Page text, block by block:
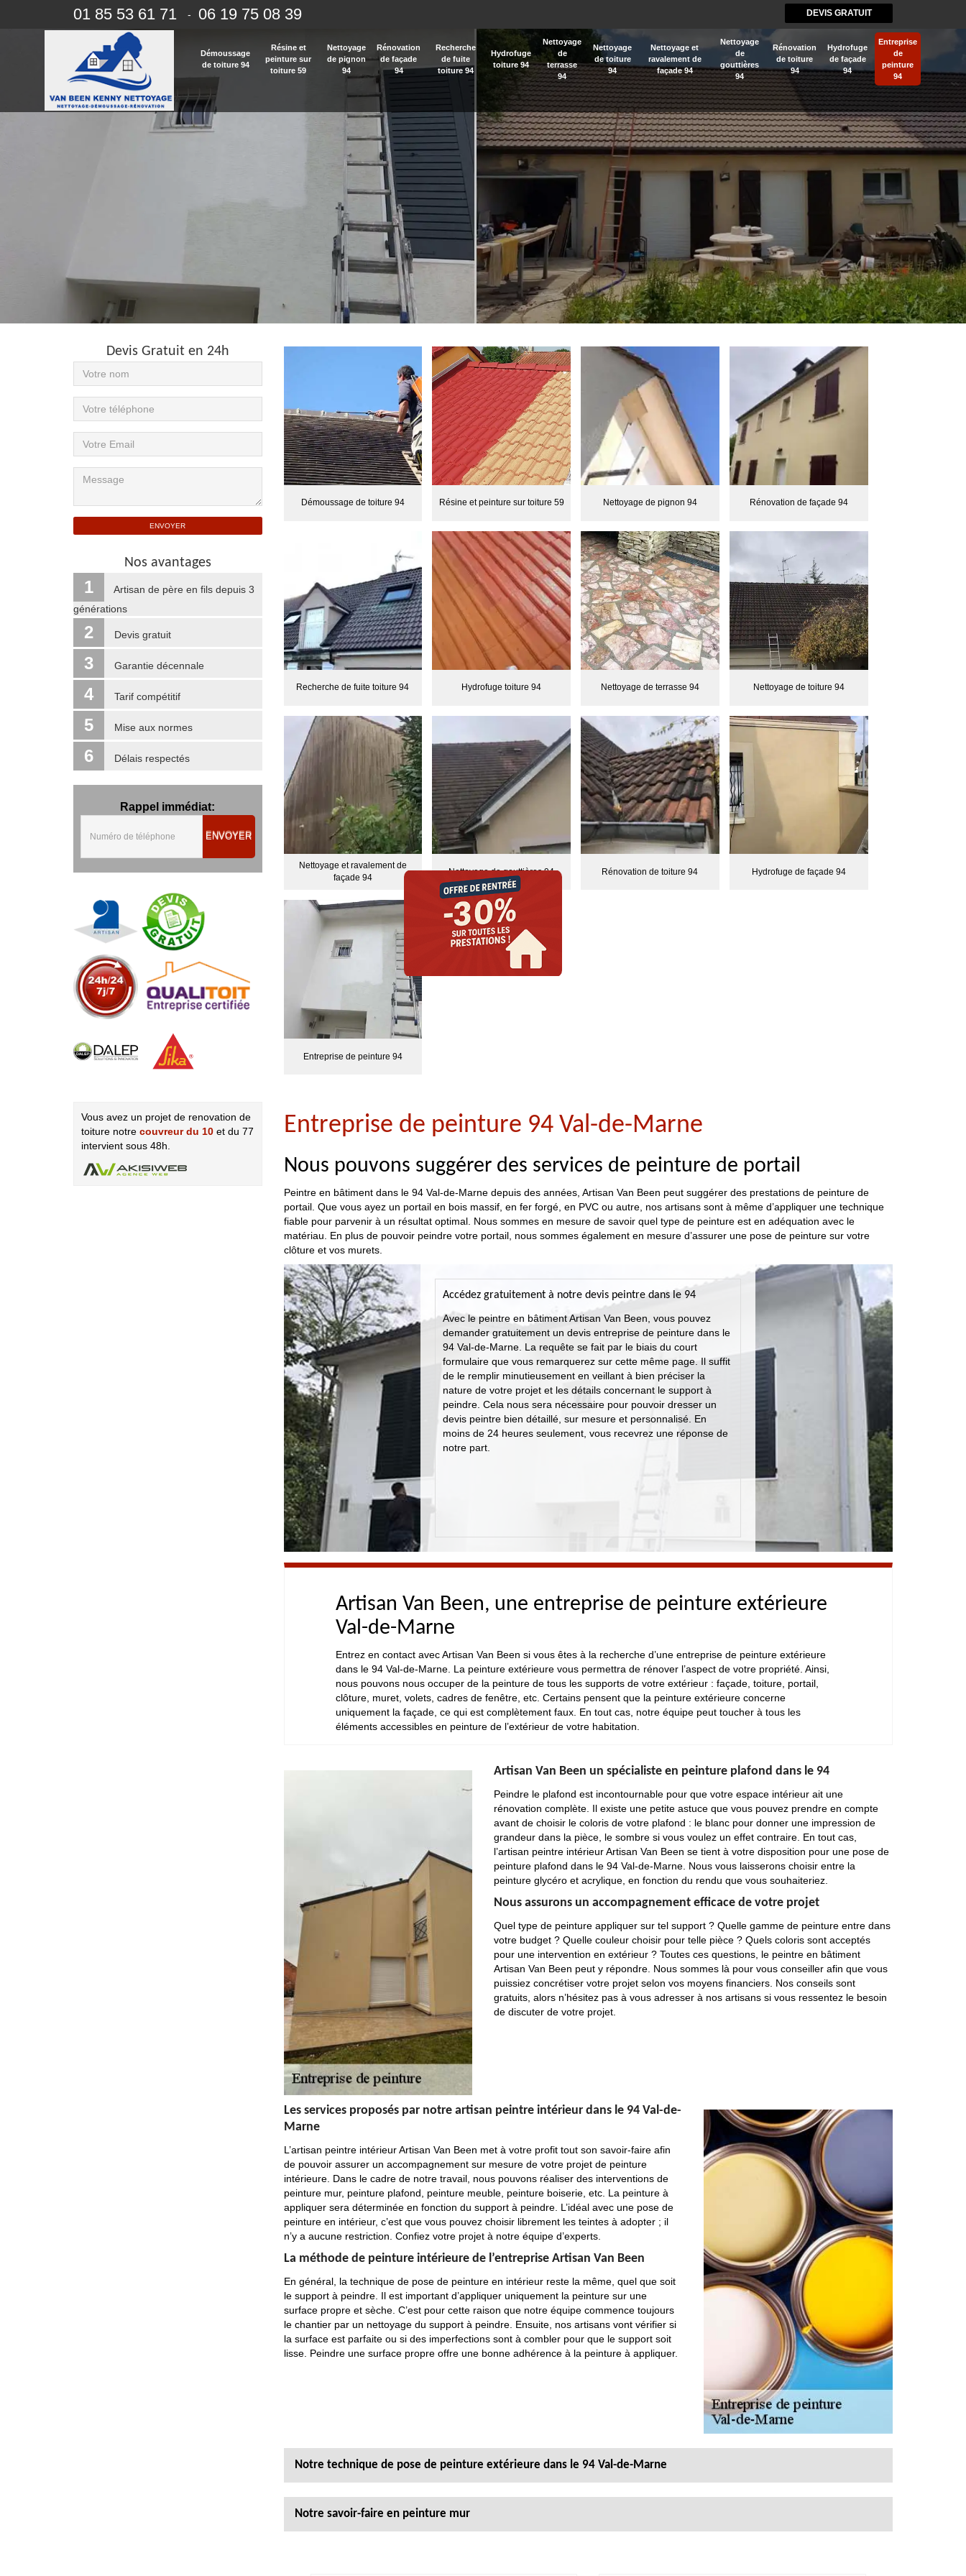
DEVIS GRATUIT
01 85 53 61 71 - 06 19 75 08 39
Démoussage
de toiture 94
Résine et
peinture sur
toiture 59
Nettoyage
de pignon
94
Rénovation
de façade
94
Recherche
de fuite
toiture 94
Hydrofuge
toiture 94
Nettoyage
de
terrasse
94
Nettoyage
de toiture
94
Nettoyage et
ravalement de
façade 94
Nettoyage
de
gouttières
94
Rénovation
de toiture
94
Hydrofuge
de façade
94
Entreprise
de
peinture
94
Devis Gratuit en 24h
Nos avantages
1
Artisan de père en fils depuis 3
générations
2 Devis gratuit
3 Garantie décennale
4 Tarif compétitif
5 Mise aux normes
6 Délais respectés
Rappel immédiat:
ENVOYER
Vous avez un projet de renovation de
toiture notre couvreur du 10 et du 77
intervient sous 48h.
Démoussage de toiture 94 Résine et peinture sur toiture 59 Nettoyage de pignon 94 Rénovation de façade 94
Recherche de fuite toiture 94 Hydrofuge toiture 94 Nettoyage de terrasse 94 Nettoyage de toiture 94
Nettoyage et ravalement de
façade 94
Nettoyage de gouttières 94 Rénovation de toiture 94 Hydrofuge de façade 94
Entreprise de peinture 94
Entreprise de peinture 94 Val-de-Marne
Nous pouvons suggérer des services de peinture de portail
Peintre en bâtiment dans le 94 Val-de-Marne depuis des années, Artisan Van Been peut suggérer des prestations de peinture de
portail. Que vous ayez un portail en bois massif, en fer forgé, en PVC ou autre, nos artisans sont à même d’appliquer une technique
fiable pour parvenir à un résultat optimal. Nous sommes en mesure de savoir quel type de peinture est en adéquation avec le
matériau. En plus de pouvoir peindre votre portail, nous sommes également en mesure d’assurer une pose de peinture sur votre
clôture et vos murets.
Accédez gratuitement à notre devis peintre dans le 94
Avec le peintre en bâtiment Artisan Van Been, vous pouvez
demander gratuitement un devis entreprise de peinture dans le
94 Val-de-Marne. La requête se fait par le biais du court
formulaire que vous remarquerez sur cette même page. Il suffit
de le remplir minutieusement en veillant à bien préciser la
nature de votre projet et les détails concernant le support à
peindre. Cela nous sera nécessaire pour pouvoir dresser un
devis peintre bien détaillé, sur mesure et personnalisé. En
moins de 24 heures seulement, vous recevrez une réponse de
notre part.
Artisan Van Been, une entreprise de peinture extérieure
Val-de-Marne
Entrez en contact avec Artisan Van Been si vous êtes à la recherche d’une entreprise de peinture extérieure
dans le 94 Val-de-Marne. La peinture extérieure vous permettra de rénover l’aspect de votre propriété. Ainsi,
nous pouvons nous occuper de la peinture de tous les supports de votre extérieur : façade, toiture, portail,
clôture, muret, volets, cadres de fenêtre, etc. Certains pensent que la peinture extérieure concerne
uniquement la façade, ce qui est complètement faux. En tout cas, notre équipe peut toucher à tous les
éléments accessibles en peinture de l’extérieur de votre habitation.
Artisan Van Been un spécialiste en peinture plafond dans le 94
Peindre le plafond est incontournable pour que votre espace intérieur ait une
rénovation complète. Il existe une petite astuce que vous pouvez prendre en compte
avant de choisir le coloris de votre plafond : le blanc pour donner une impression de
grandeur dans la pièce, le sombre si vous voulez un effet contraire. En tout cas,
l’artisan peintre intérieur Artisan Van Been se tient à votre disposition pour une pose de
peinture plafond dans le 94 Val-de-Marne. Nous vous laisserons choisir entre la
peinture glycéro et acrylique, en fonction du rendu que vous souhaiteriez.
Nous assurons un accompagnement efficace de votre projet
Quel type de peinture appliquer sur tel support ? Quelle gamme de peinture entre dans
votre budget ? Quelle couleur choisir pour telle pièce ? Quels coloris sont acceptés
pour une intervention en extérieur ? Toutes ces questions, le peintre en bâtiment
Artisan Van Been peut y répondre. Nous sommes là pour vous conseiller afin que vous
puissiez concrétiser votre projet selon vos moyens financiers. Nos conseils sont
gratuits, alors n’hésitez pas à vous adresser à nos artisans si vous ressentez le besoin
de discuter de votre projet.
Les services proposés par notre artisan peintre intérieur dans le 94 Val-de-
Marne
L’artisan peintre intérieur Artisan Van Been met à votre profit tout son savoir-faire afin
de pouvoir assurer un accompagnement sur mesure de votre projet de peinture
intérieure. Dans le cadre de notre travail, nous pouvons réaliser des interventions de
peinture mur, peinture plafond, peinture meuble, peinture boiserie, etc. La peinture à
appliquer sera déterminée en fonction du support à peindre. L’idéal avec une pose de
peinture en intérieur, c’est que vous pouvez choisir librement les teintes à adopter ; il
n’y a aucune restriction. Confiez votre projet à notre équipe d’experts.
La méthode de peinture intérieure de l’entreprise Artisan Van Been
En général, la technique de pose de peinture en intérieur reste la même, quel que soit
le support à peindre. Il est important d’appliquer uniquement la peinture sur une
surface propre et sèche. C’est pour cette raison que notre équipe commence toujours
le chantier par un nettoyage du support à peindre. Ensuite, nos artisans vont vérifier si
la surface est parfaite ou si des imperfections sont à combler pour que le support soit
lisse. Peindre une surface propre offre une bonne adhérence à la peinture à appliquer.
Notre technique de pose de peinture extérieure dans le 94 Val-de-Marne
Notre savoir-faire en peinture mur